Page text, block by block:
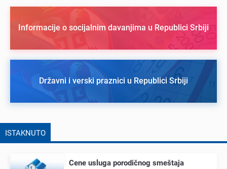
Informacije o socijalnim davanjima u Republici Srbiji
Državni i verski praznici u Republici Srbiji
ISTAKNUTO
Cеnе usluga porodičnog smеštaja